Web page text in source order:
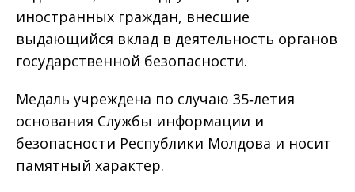
иностранных граждан, внесшие
выдающийся вклад в деятельность органов
государственной безопасности.
Медаль учреждена по случаю 35‑летия
основания Службы информации и
безопасности Республики Молдова и носит
памятный характер.